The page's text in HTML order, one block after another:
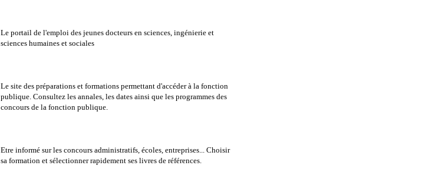
Le portail de l'emploi des jeunes docteurs en sciences, ingénierie et
sciences humaines et sociales
Le site des préparations et formations permettant d'accéder à la fonction
publique. Consultez les annales, les dates ainsi que les programmes des
concours de la fonction publique.
Etre informé sur les concours administratifs, écoles, entreprises... Choisir
sa formation et sélectionner rapidement ses livres de références.